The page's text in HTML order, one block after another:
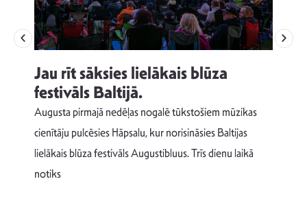
Jau rīt sāksies lielākais blūza
festivāls Baltijā.
Augusta pirmajā nedēļas nogalē tūkstošiem mūzikas
cienītāju pulcēsies Hāpsalu, kur norisināsies Baltijas
lielākais blūza festivāls Augustibluus. Trīs dienu laikā
notiks